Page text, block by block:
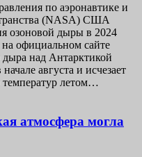
по аэронавтике и
(NASA) США
озоновой дыры в 2024
официальном сайте
дыра над Антарктикой
августа и исчезает
летом…
атмосфера могла